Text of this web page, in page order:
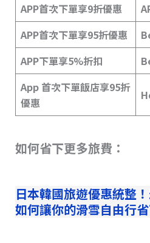
APP首次下單享9折優惠
APP首次下單享95折優惠
APP下單享5%折扣
App 首次下單飯店享95折
優惠
如何省下更多旅費：
日本韓國旅遊優惠統整
如何讓你的滑雪自由行省